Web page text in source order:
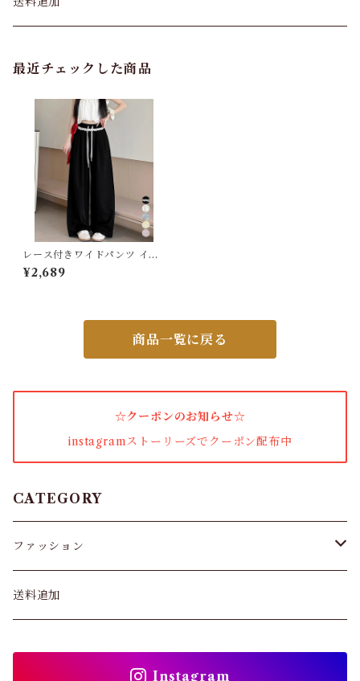
バッグ
カーディガン
パンプス・サンダル
ワンピース・セットアップ
女性下着・靴下
着圧ソックス
ショーツ
最近チェックした商品
レース付きワイドパンツ イー
ジーパンツ夏
¥2,689
商品一覧に戻る
☆クーポンのお知らせ☆
instagramストーリーズでクーポン配布中
CATEGORY
ファッション
パンツ&スカート
送料追加
Instagram